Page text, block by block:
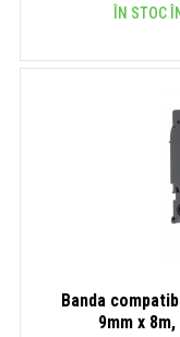
ÎN STOC
Banda
9mm x